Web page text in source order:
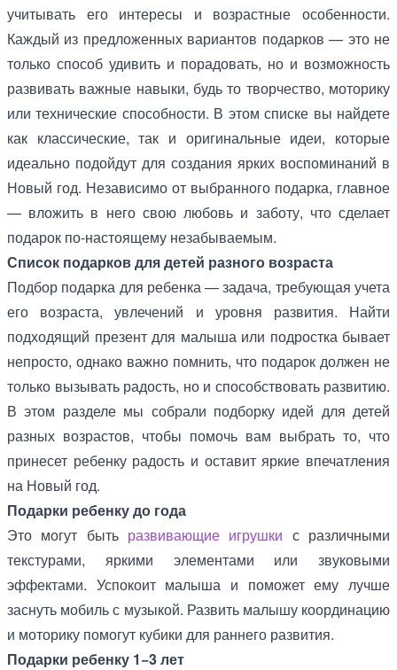
учитывать его интересы и возрастные особенности.
Каждый из предложенных вариантов подарков — это не
только способ удивить и порадовать, но и возможность
развивать важные навыки, будь то творчество, моторику
или технические способности. В этом списке вы найдете
как классические, так и оригинальные идеи, которые
идеально подойдут для создания ярких воспоминаний в
Новый год. Независимо от выбранного подарка, главное
— вложить в него свою любовь и заботу, что сделает
подарок по-настоящему незабываемым.
Список подарков для детей разного возраста
Подбор подарка для ребенка — задача, требующая учета
его возраста, увлечений и уровня развития. Найти
подходящий презент для малыша или подростка бывает
непросто, однако важно помнить, что подарок должен не
только вызывать радость, но и способствовать развитию.
В этом разделе мы собрали подборку идей для детей
разных возрастов, чтобы помочь вам выбрать то, что
принесет ребенку радость и оставит яркие впечатления
на Новый год.
Подарки ребенку до года
Это могут быть развивающие игрушки с различными
текстурами, яркими элементами или звуковыми
эффектами. Успокоит малыша и поможет ему лучше
заснуть мобиль с музыкой. Развить малышу координацию
и моторику помогут кубики для раннего развития.
Подарки ребенку 1−3 лет